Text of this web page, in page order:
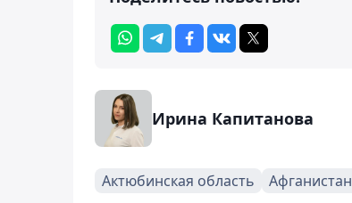
Ирина Капитанова
Актюбинская область Афганистан